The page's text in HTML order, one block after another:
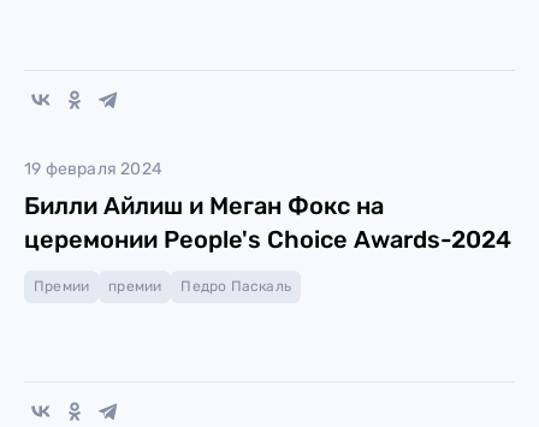
19 февраля 2024
Билли Айлиш и Меган Фокс на
церемонии People's Choice Awards-2024
Премии премии Педро Паскаль